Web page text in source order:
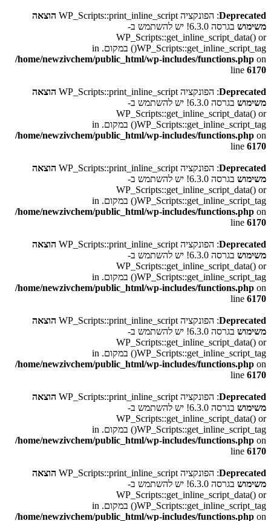
Deprecated: הפונקציה WP_Scripts::print_inline_script
הוצאה
משימוש
בגרסה 6.3.0! יש להשתמש ב-
WP_Scripts::get_inline_script_data() or
WP_Scripts::get_inline_script_tag() במקום. in
/home/newzivchem/public_html/wp-includes/functions.php on
line 6170
Deprecated: הפונקציה WP_Scripts::print_inline_script
הוצאה
משימוש
בגרסה 6.3.0! יש להשתמש ב-
WP_Scripts::get_inline_script_data() or
WP_Scripts::get_inline_script_tag() במקום. in
/home/newzivchem/public_html/wp-includes/functions.php on
line 6170
Deprecated: הפונקציה WP_Scripts::print_inline_script
הוצאה
משימוש
בגרסה 6.3.0! יש להשתמש ב-
WP_Scripts::get_inline_script_data() or
WP_Scripts::get_inline_script_tag() במקום. in
/home/newzivchem/public_html/wp-includes/functions.php on
line 6170
Deprecated: הפונקציה WP_Scripts::print_inline_script
הוצאה
משימוש
בגרסה 6.3.0! יש להשתמש ב-
WP_Scripts::get_inline_script_data() or
WP_Scripts::get_inline_script_tag() במקום. in
/home/newzivchem/public_html/wp-includes/functions.php on
line 6170
Deprecated: הפונקציה WP_Scripts::print_inline_script
הוצאה
משימוש
בגרסה 6.3.0! יש להשתמש ב-
WP_Scripts::get_inline_script_data() or
WP_Scripts::get_inline_script_tag() במקום. in
/home/newzivchem/public_html/wp-includes/functions.php on
line 6170
Deprecated: הפונקציה WP_Scripts::print_inline_script
הוצאה
משימוש
בגרסה 6.3.0! יש להשתמש ב-
WP_Scripts::get_inline_script_data() or
WP_Scripts::get_inline_script_tag() במקום. in
/home/newzivchem/public_html/wp-includes/functions.php on
line 6170
Deprecated: הפונקציה WP_Scripts::print_inline_script
הוצאה
משימוש
בגרסה 6.3.0! יש להשתמש ב-
WP_Scripts::get_inline_script_data() or
WP_Scripts::get_inline_script_tag() במקום. in
/home/newzivchem/public_html/wp-includes/functions.php on